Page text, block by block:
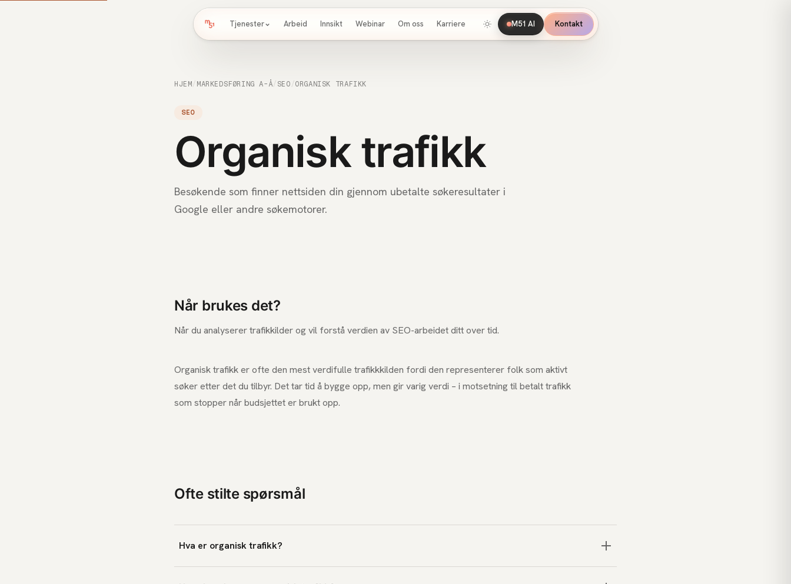
Tjenester Arbeid Innsikt Webinar Om oss Karriere M51 AI Kontakt
HJEM / MARKEDSFØRING A-Å/ SEO / ORGANISK TRAFIKK
SEO
Organisk trafikk
Besøkende som finner nettsiden din gjennom ubetalte søkeresultater i
Google eller andre søkemotorer.
Når brukes det?
Når du analyserer trafikkilder og vil forstå verdien av SEO-arbeidet ditt over tid.
Organisk trafikk er ofte den mest verdifulle trafikkkilden fordi den representerer folk som aktivt
søker etter det du tilbyr. Det tar tid å bygge opp, men gir varig verdi – i motsetning til betalt trafikk
som stopper når budsjettet er brukt opp.
Ofte stilte spørsmål
Hva er organisk trafikk?